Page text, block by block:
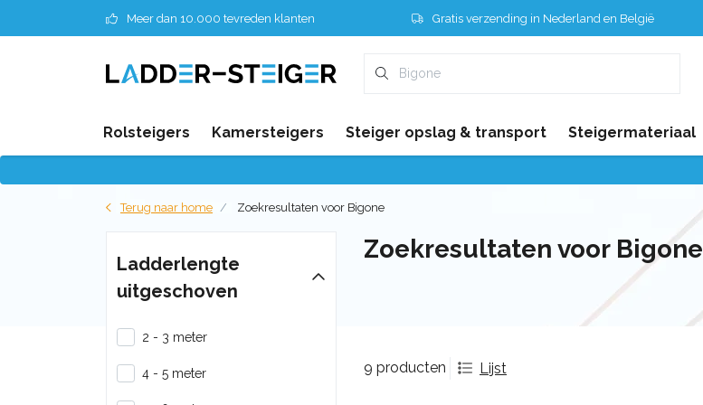
Meer dan 10.000 tevreden klanten Gratis verzending in Nederland en België
Rolsteigers Kamersteigers Steiger opslag & transport Steigermateriaal
Terug naar home Zoekresultaten voor Bigone
Zoekresultaten voor Bigone
9 producten Lijst
Ladderlengte
uitgeschoven
2 - 3 meter
4 - 5 meter